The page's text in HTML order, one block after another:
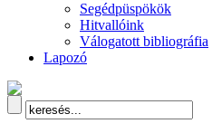
Segédpüspökök
Hitvallóink
Válogatott bibliográfia
Lapozó